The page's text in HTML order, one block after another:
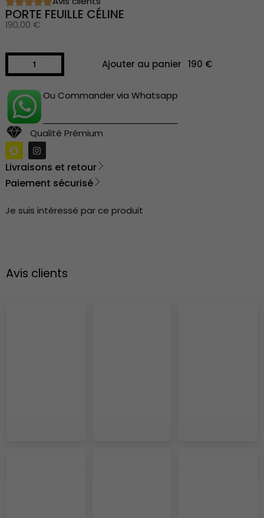
PORTE FEUILLE CÉLINE
190,00 €
Ajouter au panier
Ou Commander via Whatsapp
Qualité Prémium
Livraisons et retour
Paiement sécurisé
Je suis intéressé par ce produit
Avis clients